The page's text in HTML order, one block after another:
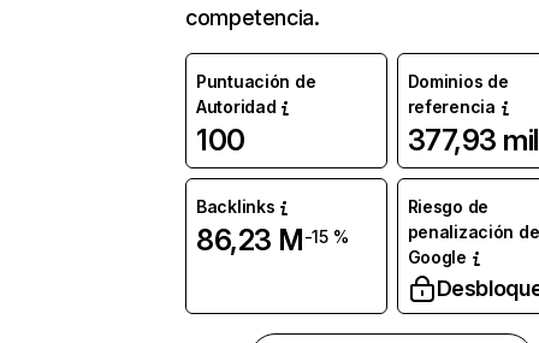
competencia.
Puntuación de
Autoridad
100
Dominios de
referencia
377,93 mil
Backlinks
86,23 M-15 %
Riesgo de
penalización de
Google